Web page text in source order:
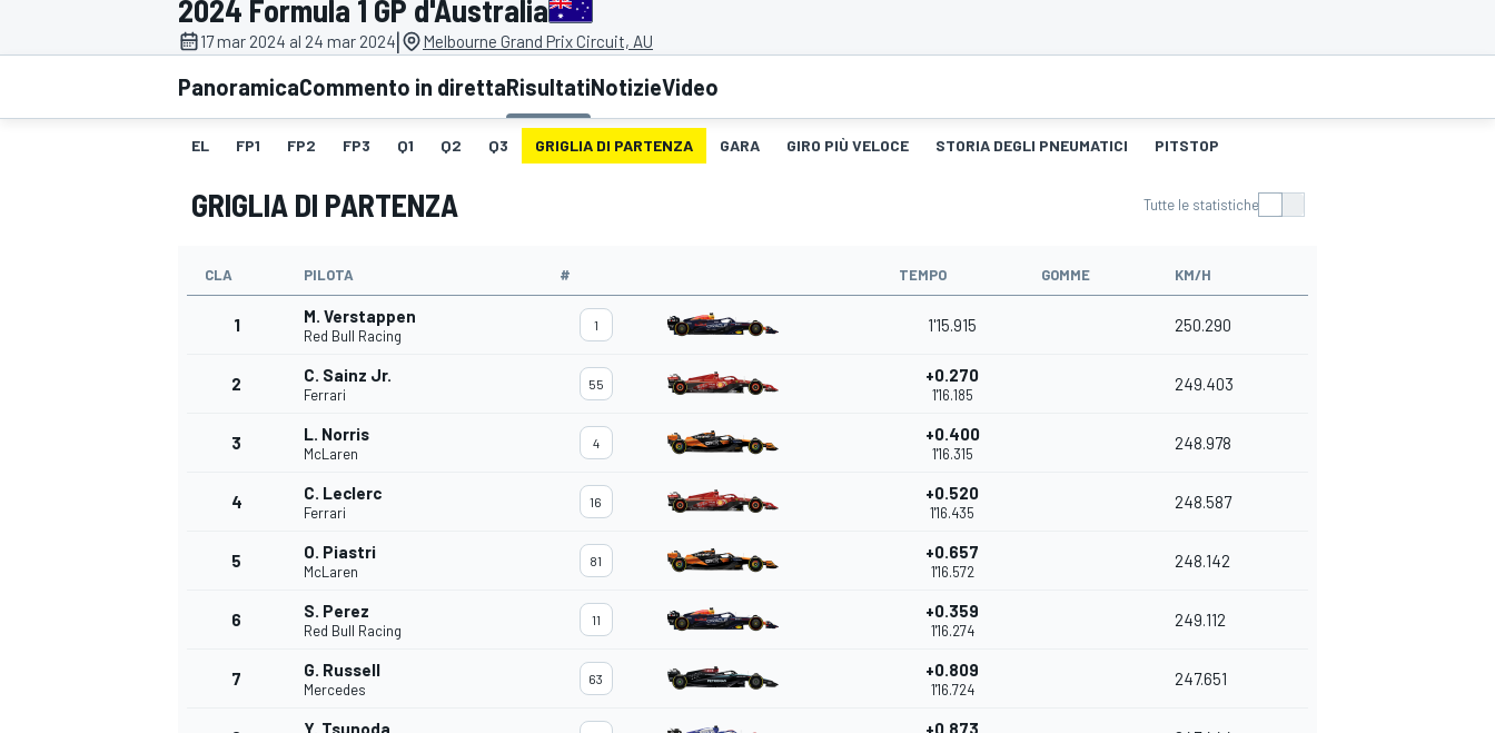
MOTOGP WEC
WRC
2024 Formula 1 GP d'Australia
17 mar 2024 al 24 mar 2024| Melbourne Grand Prix Circuit, AU
PanoramicaCommento in direttaRisultatiNotizieVideo
EL FP1 FP2 FP3 Q1 Q2 Q3 GRIGLIA DI PARTENZA GARA GIRO PIÙ VELOCE STORIA DEGLI PNEUMATICI PITSTOP
GRIGLIA DI PARTENZA Tutte le statistiche
CLA PILOTA # TEMPO GOMME KM/H
1 M. Verstappen
Red Bull Racing
1 1'15.915 250.290
2 C. Sainz Jr.
Ferrari
55 +0.270
1'16.185
249.403
3 L. Norris
McLaren
4 +0.400
1'16.315
248.978
4 C. Leclerc
Ferrari
16 +0.520
1'16.435
248.587
5 O. Piastri
McLaren
81 +0.657
1'16.572
248.142
6 S. Perez
Red Bull Racing
11 +0.359
1'16.274
249.112
7 G. Russell
Mercedes
63 +0.809
1'16.724
247.651
Y. Tsunoda +0.873